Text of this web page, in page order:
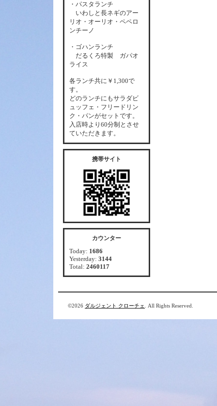
・パスタランチ
いわしと長ネギのアー
リオ・オーリオ・ペペロ
ンチーノ
・ゴハンランチ
だるくろ特製 ガパオ
ライス
各ランチ共に￥1,300で
す。
どのランチにもサラダビ
ュッフェ・フリードリン
ク・パンがセットです。
入店時より60分制とさせ
ていただきます。
携帯サイト
カウンター
Today: 1686
Yesterday: 3144
Total: 2460117
©2026 ダルジェント クローチェ . All Rights Reserved.